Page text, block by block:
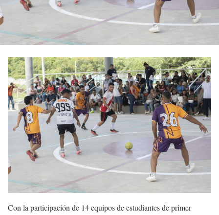
Con la participación de 14 equipos de estudiantes de primer